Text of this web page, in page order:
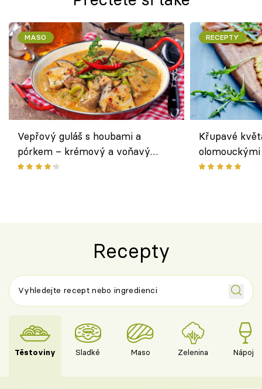
MASO
Vepřový guláš s houbami a
pórkem – krémový a voňavý
pokrm z jednoho hrnce
RECEPTY
Křupavé
bezlepkový
Recepty
Těstoviny Sladké Maso Zelenina Nápoje